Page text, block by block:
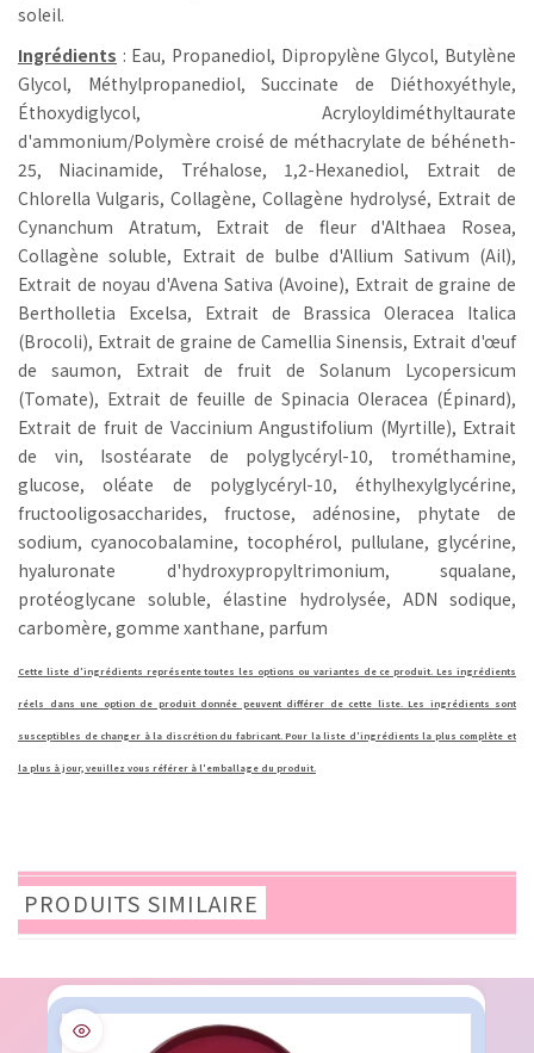
soleil.
Ingrédients : Eau, Propanediol, Dipropylène Glycol, Butylène
Glycol, Méthylpropanediol, Succinate de Diéthoxyéthyle,
Éthoxydiglycol, Acryloyldiméthyltaurate
d'ammonium/Polymère croisé de méthacrylate de béhéneth-
25, Niacinamide, Tréhalose, 1,2-Hexanediol, Extrait de
Chlorella Vulgaris, Collagène, Collagène hydrolysé, Extrait de
Cynanchum Atratum, Extrait de fleur d'Althaea Rosea,
Collagène soluble, Extrait de bulbe d'Allium Sativum (Ail),
Extrait de noyau d'Avena Sativa (Avoine), Extrait de graine de
Bertholletia Excelsa, Extrait de Brassica Oleracea Italica
(Brocoli), Extrait de graine de Camellia Sinensis, Extrait d'œuf
de saumon, Extrait de fruit de Solanum Lycopersicum
(Tomate), Extrait de feuille de Spinacia Oleracea (Épinard),
Extrait de fruit de Vaccinium Angustifolium (Myrtille), Extrait
de vin, Isostéarate de polyglycéryl-10, trométhamine,
glucose, oléate de polyglycéryl-10, éthylhexylglycérine,
fructooligosaccharides, fructose, adénosine, phytate de
sodium, cyanocobalamine, tocophérol, pullulane, glycérine,
hyaluronate d'hydroxypropyltrimonium, squalane,
protéoglycane soluble, élastine hydrolysée, ADN sodique,
carbomère, gomme xanthane, parfum
Cette liste d'ingrédients représente toutes les options ou variantes de ce produit. Les ingrédients
réels dans une option de produit donnée peuvent différer de cette liste. Les ingrédients sont
susceptibles de changer à la discrétion du fabricant. Pour la liste d'ingrédients la plus complète et
la plus à jour, veuillez vous référer à l'emballage du produit.
PRODUITS SIMILAIRE